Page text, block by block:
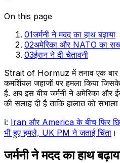
On this page
01जर्मनी ने मदद का हाथ बढ़ाया
02अमेरिका और NATO का
03ईरान ने दी चेतावनी
Strait of Hormuz में तनाव एक बार
कमर्शियल जहाजों पर हमला किया जिसके
है. अब इस बीच जर्मनी ने अमेरिका और
की सलाह दी है ताकि हालात को
ℹ️: Iran और America के बीच फिर
भी हुए हमले, UK PM ने जताई चिंता ।
जर्मनी ने मदद का हाथ